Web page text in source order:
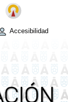
Accesibilidad